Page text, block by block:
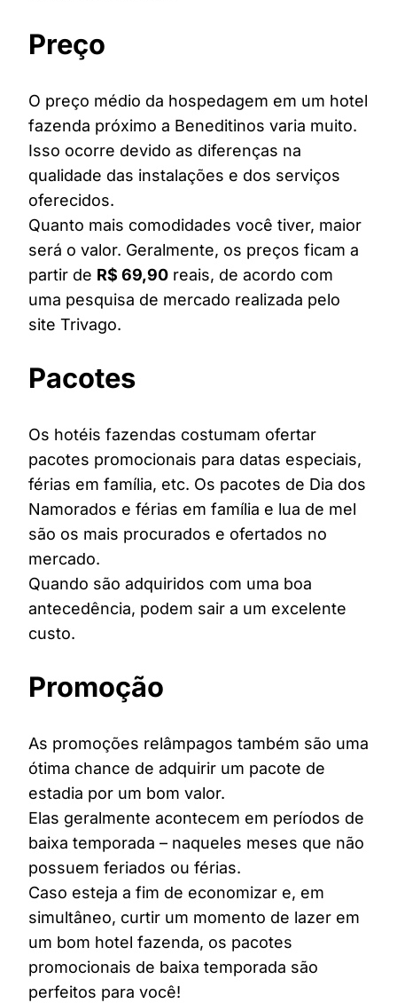
Preço
O preço médio da hospedagem em um hotel
fazenda próximo a Beneditinos varia muito.
Isso ocorre devido as diferenças na
qualidade das instalações e dos serviços
oferecidos.
Quanto mais comodidades você tiver, maior
será o valor. Geralmente, os preços ficam a
partir de R$ 69,90 reais, de acordo com
uma pesquisa de mercado realizada pelo
site Trivago.
Pacotes
Os hotéis fazendas costumam ofertar
pacotes promocionais para datas especiais,
férias em família, etc. Os pacotes de Dia dos
Namorados e férias em família e lua de mel
são os mais procurados e ofertados no
mercado.
Quando são adquiridos com uma boa
antecedência, podem sair a um excelente
custo.
Promoção
As promoções relâmpagos também são uma
ótima chance de adquirir um pacote de
estadia por um bom valor.
Elas geralmente acontecem em períodos de
baixa temporada – naqueles meses que não
possuem feriados ou férias.
Caso esteja a fim de economizar e, em
simultâneo, curtir um momento de lazer em
um bom hotel fazenda, os pacotes
promocionais de baixa temporada são
perfeitos para você!